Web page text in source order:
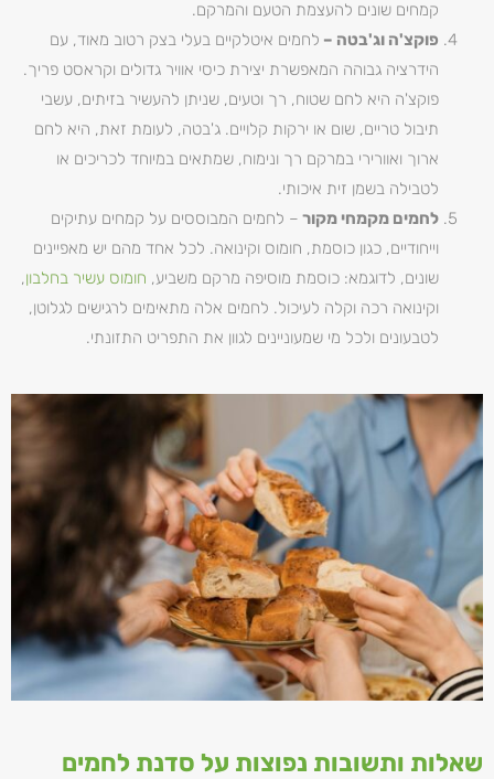
קמחים שונים להעצמת הטעם והמרקם.
פוקצ'ה וג'בטה – לחמים איטלקיים בעלי בצק רטוב מאוד, עם
הידרציה גבוהה המאפשרת יצירת כיסי אוויר גדולים וקראסט פריך.
פוקצ'ה היא לחם שטוח, רך וטעים, שניתן להעשיר בזיתים, עשבי
תיבול טריים, שום או ירקות קלויים. ג'בטה, לעומת זאת, היא לחם
ארוך ואוורירי במרקם רך ונימוח, שמתאים במיוחד לכריכים או
לטבילה בשמן זית איכותי.
לחמים מקמחי מקור – לחמים המבוססים על קמחים עתיקים
וייחודיים, כגון כוסמת, חומוס וקינואה. לכל אחד מהם יש מאפיינים
שונים, לדוגמא: כוסמת מוסיפה מרקם משביע, חומוס עשיר בחלבון,
וקינואה רכה וקלה לעיכול. לחמים אלה מתאימים לרגישים לגלוטן,
לטבעונים ולכל מי שמעוניינים לגוון את התפריט התזונתי.
שאלות ותשובות נפוצות על סדנת לחמים